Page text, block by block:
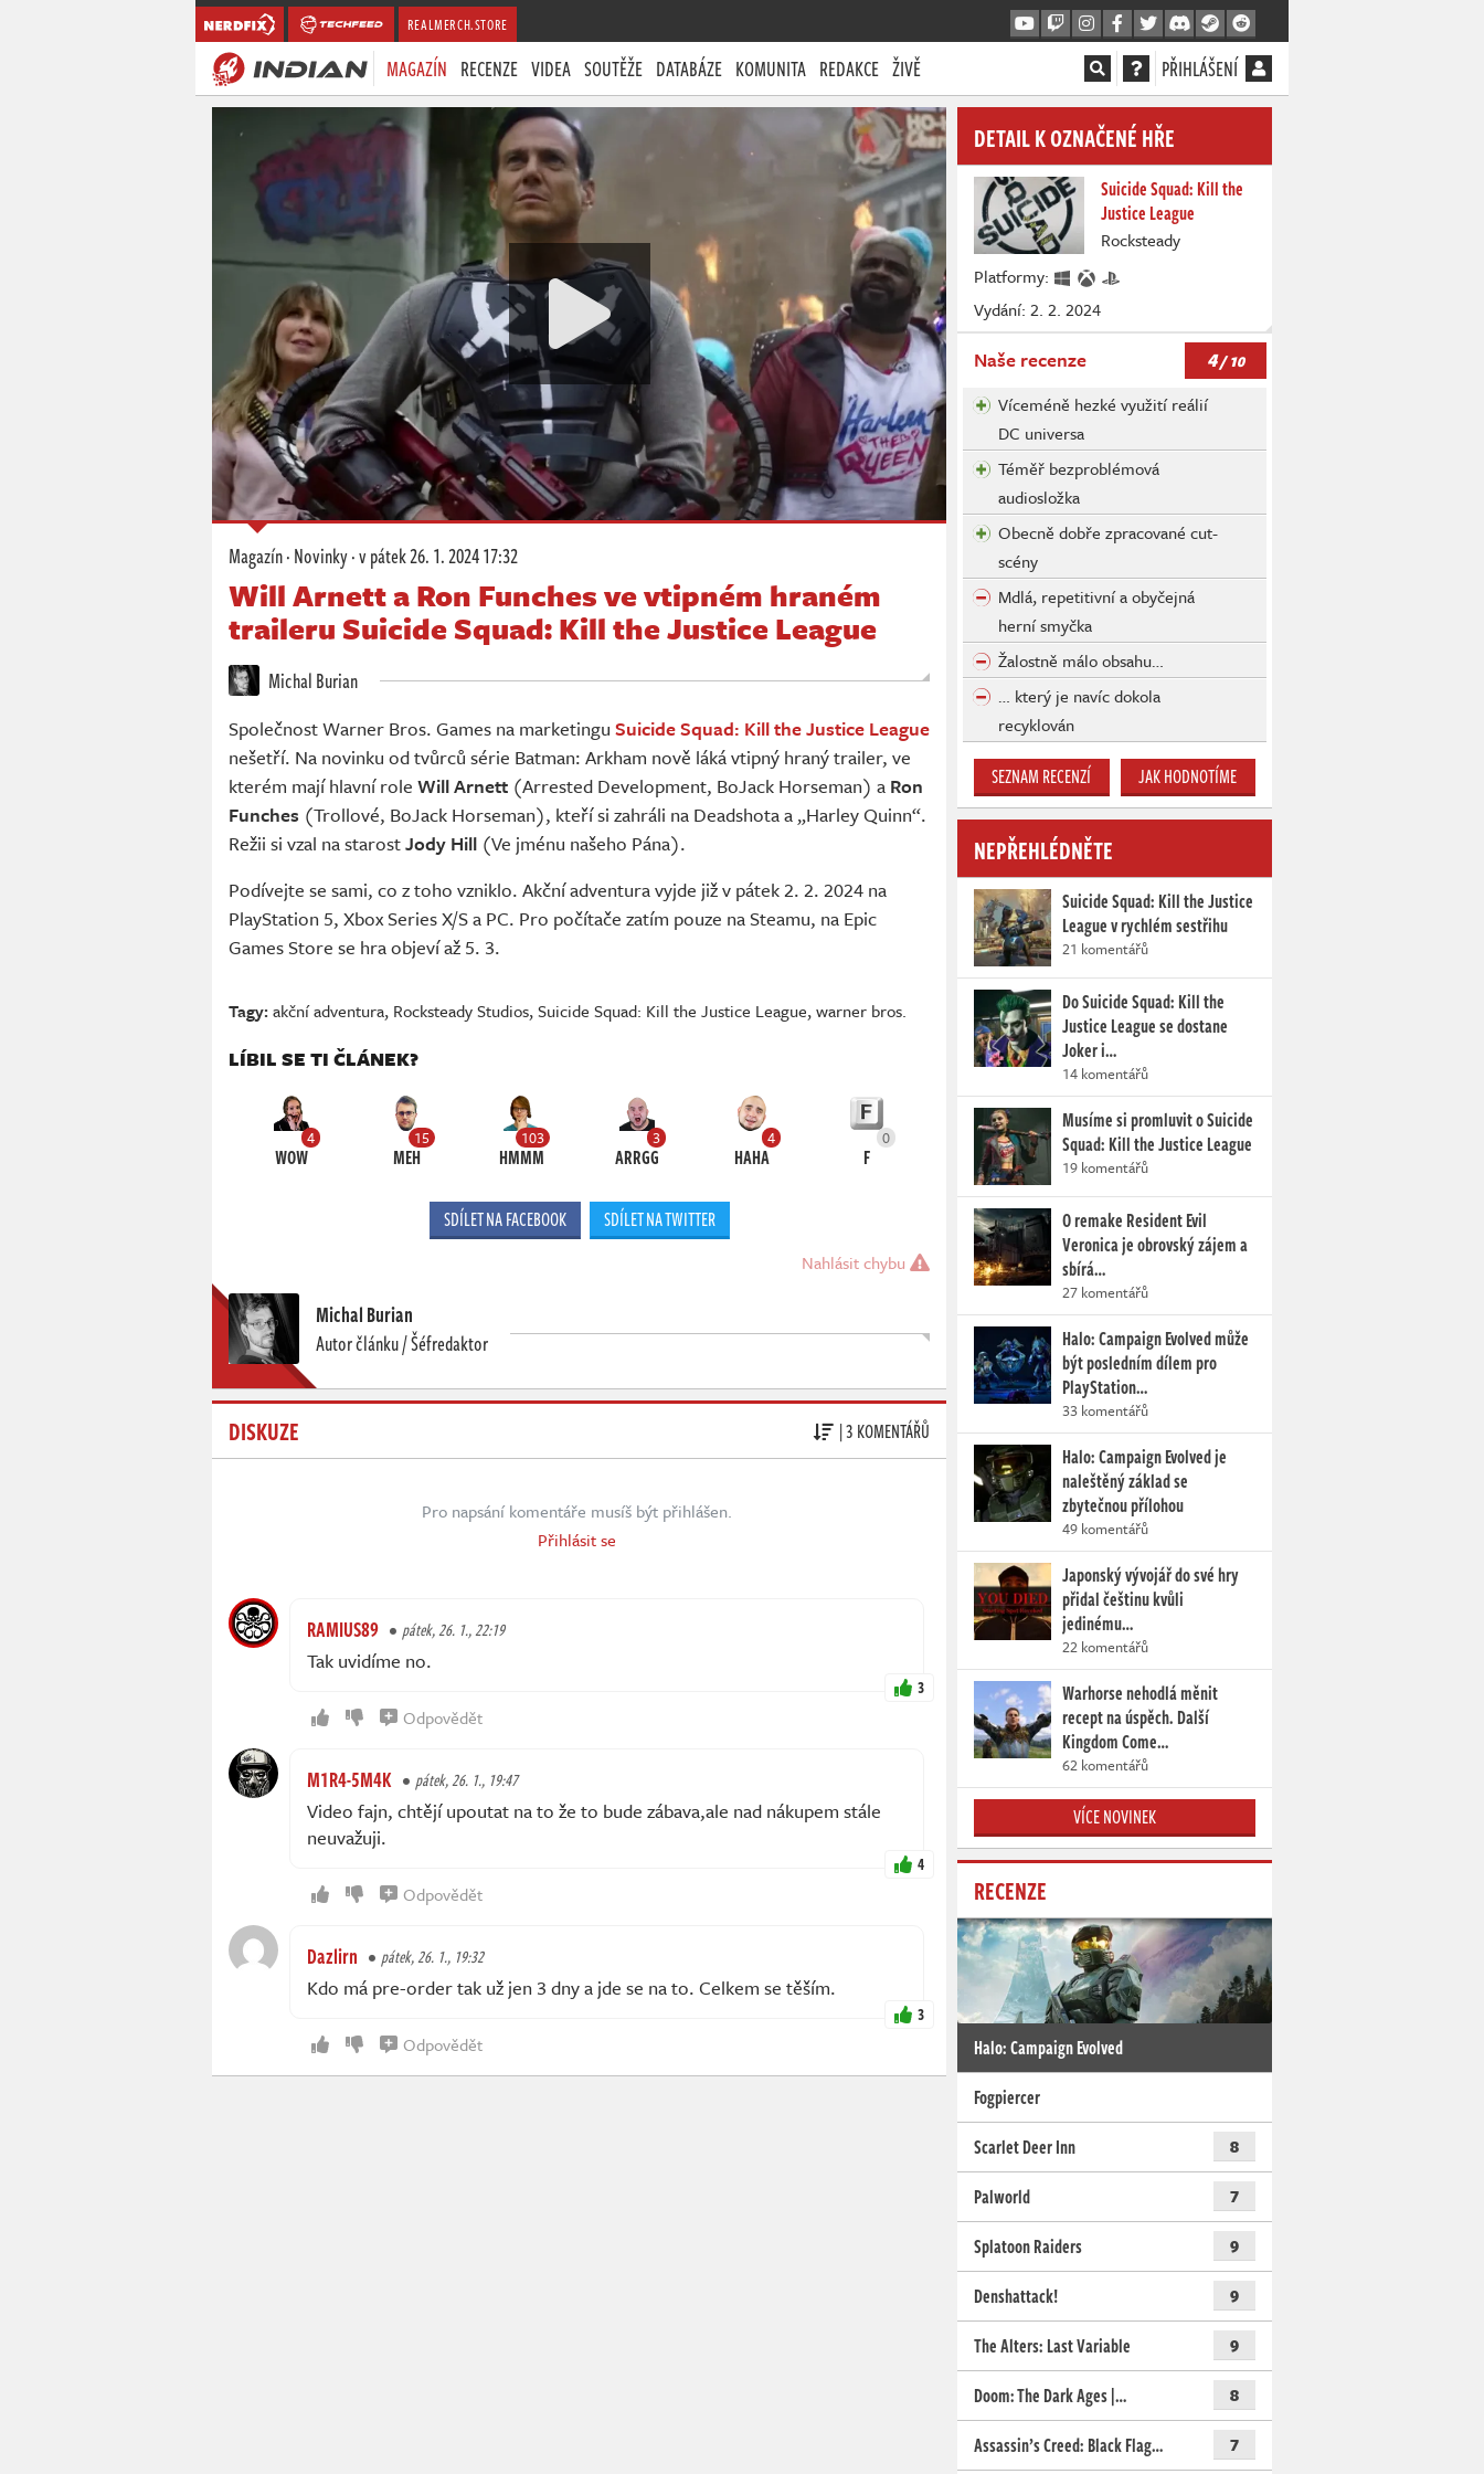
REALMERCH.STORE
MAGAZÍN RECENZE VIDEA SOUTĚŽE DATABÁZE KOMUNITA REDAKCE ŽIVĚ PŘIHLÁŠENÍ
Magazín·Novinky·v pátek26. 1. 2024 17:32
Will Arnett a Ron Funches ve vtipném hraném
traileru Suicide Squad: Kill the Justice League
Michal Burian
Společnost Warner Bros. Games na marketingu Suicide Squad: Kill the Justice League
nešetří. Na novinku od tvůrců série Batman: Arkham nově láká vtipný hraný trailer, ve
kterém mají hlavní role Will Arnett (Arrested Development, BoJack Horseman) a Ron
Funches (Trollové, BoJack Horseman), kteří si zahráli na Deadshota a „Harley Quinn“.
Režii si vzal na starostJody Hill (Ve jménu našeho Pána).
Podívejte se sami, co z toho vzniklo. Akční adventura vyjde již v pátek 2. 2. 2024 na
PlayStation 5, Xbox Series X/S a PC. Pro počítače zatím pouze na Steamu, na Epic
Games Store se hra objeví až 5. 3.
Tagy:akční adventura, Rocksteady Studios,Suicide Squad: Kill the Justice League,warner bros.
LÍBIL SE TI ČLÁNEK?
4
WOW
15
MEH
103
HMMM
3
ARRGG
4
HAHA
0
F
SDÍLET NA FACEBOOK SDÍLET NA TWITTER
Nahlásit chybu
Michal Burian
Autor článku / Šéfredaktor
DISKUZE | 3 KOMENTÁŘŮ
Pro napsání komentáře musíš být přihlášen.
Přihlásit se
RAMIUS89 pátek, 26. 1., 22:19
Tak uvidíme no.
3
Odpovědět
M1R4-5M4K pátek, 26. 1., 19:47
Video fajn, chtějí upoutat na to že to bude zábava,ale nad nákupem stále
neuvažuji.
4
Odpovědět
Dazlirn pátek, 26. 1., 19:32
Kdo má pre-order tak už jen 3 dny a jde se na to. Celkem se těším.
3
Odpovědět
DETAIL K OZNAČENÉ HŘE
Suicide Squad: Kill the
Justice League
Rocksteady
Platformy:
Vydání: 2. 2. 2024
Naše recenze 4/ 10
Víceméně hezké využití reálií
DC universa
Téměř bezproblémová
audiosložka
Obecně dobře zpracované cut-
scény
Mdlá, repetitivní a obyčejná
herní smyčka
Žalostně málo obsahu…
… který je navíc dokola
recyklován
SEZNAM RECENZÍ JAK HODNOTÍME
NEPŘEHLÉDNĚTE
Suicide Squad: Kill the Justice
League v rychlém sestřihu
21 komentářů
Do Suicide Squad: Kill the
Justice League se dostane
Joker i…
14 komentářů
Musíme si promluvit o Suicide
Squad: Kill the Justice League
19 komentářů
O remake Resident Evil
Veronica je obrovský zájem a
sbírá…
27 komentářů
Halo: Campaign Evolved může
být posledním dílem pro
PlayStation…
33 komentářů
Halo: Campaign Evolved je
naleštěný základ se
zbytečnou přílohou
49 komentářů
Japonský vývojář do své hry
přidal češtinu kvůli
jedinému…
22 komentářů
Warhorse nehodlá měnit
recept na úspěch. Další
Kingdom Come…
62 komentářů
VÍCE NOVINEK
RECENZE
Halo: Campaign Evolved
Fogpiercer
Scarlet Deer Inn
8
Palworld 7
Splatoon Raiders 9
Denshattack! 9
The Alters: Last Variable 9
Doom: The Dark Ages |… 8
Assassin’s Creed: Black Flag… 7